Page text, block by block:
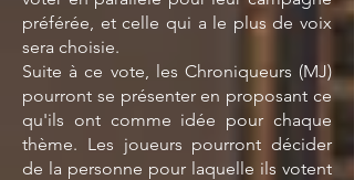
préférée, et celle qui a le plus de voix
sera choisie.
Suite à ce vote, les Chroniqueurs (MJ)
pourront se présenter en proposant ce
qu'ils ont comme idée pour chaque
thème. Les joueurs pourront décider
de la personne pour laquelle ils votent